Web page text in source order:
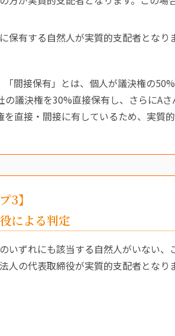
有する自然人が実質的支配者となり
間接保有」とは、個人が議決権の
の議決権を30%直接保有し、さらにA
直接・間接に有しているため、実質
3】
による判定
ずれにも該当する自然人がいない、
人の代表取締役が実質的支配者となり